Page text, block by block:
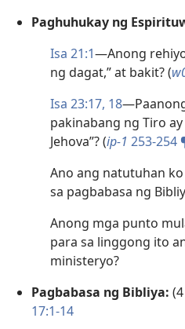
Paghuhukay ng
Isa 21:1—Anong
ng dagat,” at bakit? (
Isa 23:17, 18
pakinabang ng Tiro
Jehova”? (ip-1 253-254
Ano ang natutuhan
sa pagbabasa ng
Anong mga punto
para sa linggong ito
ministeryo?
Pagbabasa ng Bibliya:
17:1-14